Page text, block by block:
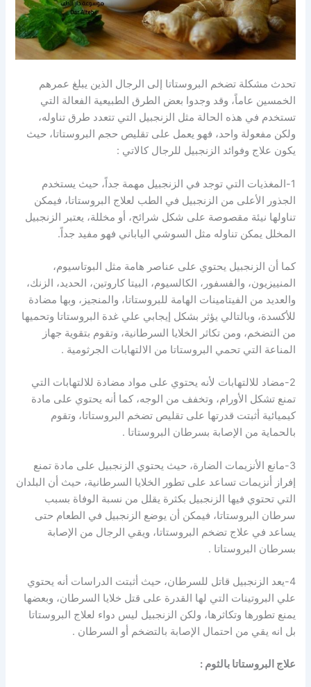
تحدث مشكلة تضخم البروستاتا إلى الرجال الذين يبلغ عمرهم
الخمسين عاماً، وقد وجدوا بعض الطرق الطبيعية الفعالة التي
تستخدم في هذه الحالة مثل الزنجبيل التي تتعدد طرق تناوله،
ولكن مفعولة واحد، فهو يعمل على تقليص حجم البروستاتا، حيث
يكون علاج وفوائد الزنجبيل للرجال كالاتي :
1-المغذيات التي توجد في الزنجبيل مهمة جداً، حيث يستخدم
الجذور الأعلى من الزنجبيل في الطب لعلاج البروستاتا، فيمكن
تناولها نيئة مقصوصة على شكل شرائح، أو مخللة، يعتبر الزنجبيل
المخلل يمكن تناوله مثل السوشي الياباني فهو مفيد جداً.
كما أن الزنجبيل يحتوي على عناصر هامة مثل البوتاسيوم،
المنييزيون، والفسفور، الكالسيوم، البيتا كاروتين، الحديد، الزنك،
والعديد من الفيتامينات الهامة للبروستاتا، والمنجيز، وبها مضادة
للأكسدة، وبالتالي يؤثر بشكل إيجابي علي غدة البروستاتا وتحميها
من التضخم، ومن تكاثر الخلايا السرطانية، وتقوم بتقوية جهاز
المناعة التي تحمي البروستاتا من الالتهابات الجرثومية .
2-مضاد للالتهابات لأنه يحتوي على مواد مضادة للالتهابات التي
تمنع تشكل الأورام، وتخفف من الوجه، كما أنه يحتوي على مادة
كيميائية أثبتت قدرتها على تقليص تضخم البروستاتا، وتقوم
بالحماية من الإصابة بسرطان البروستاتا .
3-مانع الأنزيمات الضارة، حيث يحتوي الزنجبيل على مادة تمنع
إفراز أنزيمات تساعد على تطور الخلايا السرطانية، حيث أن البلدان
التي تحتوي فيها الزنجبيل بكثرة يقلل من نسبة الوفاة بسبب
سرطان البروستاتا، فيمكن أن يوضع الزنجبيل في الطعام حتى
يساعد في علاج تضخم البروستاتا، ويقي الرجال من الإصابة
بسرطان البروستاتا .
4-يعد الزنجبيل قاتل للسرطان، حيث أثبتت الدراسات أنه يحتوي
علي البروتينات التي لها القدرة على قتل خلايا السرطان، وبعضها
يمنع تطورها وتكاثرها، ولكن الزنجبيل ليس دواء لعلاج البروستاتا
بل انه يقي من احتمال الإصابة بالتضخم أو السرطان .
علاج البروستاتا بالثوم :